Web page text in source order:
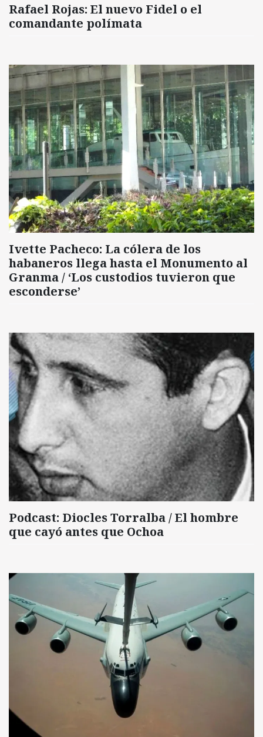
Rafael Rojas: El nuevo Fidel o el
comandante polímata
Ivette Pacheco: La cólera de los
habaneros llega hasta el Monumento al
Granma / ‘Los custodios tuvieron que
esconderse’
Podcast: Diocles Torralba / El hombre
que cayó antes que Ochoa